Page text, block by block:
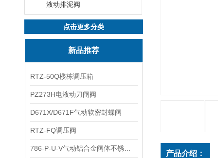
液动排泥阀
点击更多分类
新品推荐
RTZ-50Q楼栋调压箱
PZ273H电液动刀闸阀
D671X/D671F气动软密封蝶阀
RTZ-FQ调压阀
产品介绍：